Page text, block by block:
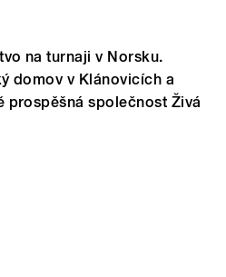
na turnaji v Norsku.
domov v Klánovicích a
prospěšná společnost Živá